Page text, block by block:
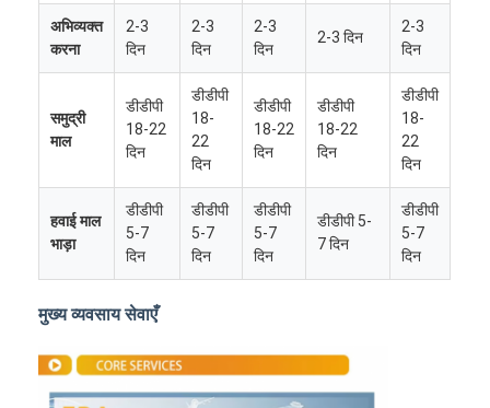
अभिव्यक्त
करना
2-3
दिन
2-3
दिन
2-3
दिन
2-3 दिन
2-3
दिन
समुद्री
माल
डीडीपी
18-22
दिन
डीडीपी
18-
22
दिन
डीडीपी
18-22
दिन
डीडीपी
18-22
दिन
डीडीपी
18-
22
दिन
हवाई माल
भाड़ा
डीडीपी
5-7
दिन
डीडीपी
5-7
दिन
डीडीपी
5-7
दिन
डीडीपी 5-
7 दिन
डीडीपी
5-7
दिन
मुख्य व्यवसाय सेवाएँ